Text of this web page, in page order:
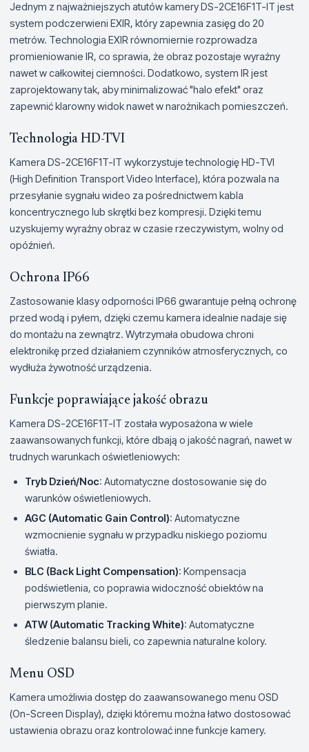
Jednym z najważniejszych atutów kamery DS-2CE16F1T-IT jest
system podczerwieni EXIR, który zapewnia zasięg do 20
metrów. Technologia EXIR równomiernie rozprowadza
promieniowanie IR, co sprawia, że obraz pozostaje wyraźny
nawet w całkowitej ciemności. Dodatkowo, system IR jest
zaprojektowany tak, aby minimalizować "halo efekt" oraz
zapewnić klarowny widok nawet w narożnikach pomieszczeń.
Technologia HD-TVI
Kamera DS-2CE16F1T-IT wykorzystuje technologię HD-TVI
(High Definition Transport Video Interface), która pozwala na
przesyłanie sygnału wideo za pośrednictwem kabla
koncentrycznego lub skrętki bez kompresji. Dzięki temu
uzyskujemy wyraźny obraz w czasie rzeczywistym, wolny od
opóźnień.
Ochrona IP66
Zastosowanie klasy odporności IP66 gwarantuje pełną ochronę
przed wodą i pyłem, dzięki czemu kamera idealnie nadaje się
do montażu na zewnątrz. Wytrzymała obudowa chroni
elektronikę przed działaniem czynników atmosferycznych, co
wydłuża żywotność urządzenia.
Funkcje poprawiające jakość obrazu
Kamera DS-2CE16F1T-IT została wyposażona w wiele
zaawansowanych funkcji, które dbają o jakość nagrań, nawet w
trudnych warunkach oświetleniowych:
Tryb Dzień/Noc: Automatyczne dostosowanie się do
warunków oświetleniowych.
AGC (Automatic Gain Control): Automatyczne
wzmocnienie sygnału w przypadku niskiego poziomu
światła.
BLC (Back Light Compensation): Kompensacja
podświetlenia, co poprawia widoczność obiektów na
pierwszym planie.
ATW (Automatic Tracking White): Automatyczne
śledzenie balansu bieli, co zapewnia naturalne kolory.
Menu OSD
Kamera umożliwia dostęp do zaawansowanego menu OSD
(On-Screen Display), dzięki któremu można łatwo dostosować
ustawienia obrazu oraz kontrolować inne funkcje kamery.